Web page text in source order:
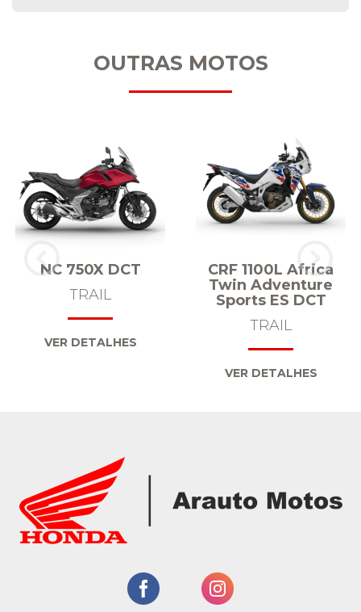
OUTRAS MOTOS
NC 750X DCT
TRAIL
VER DETALHES
CRF 1100L Africa
Twin Adventure
Sports ES DCT
TRAIL
VER DETALHES